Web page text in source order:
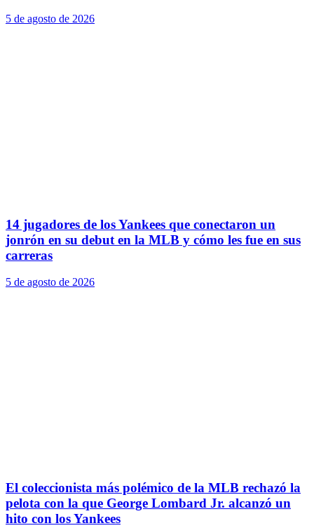
5 de agosto de 2026
14 jugadores de los Yankees que conectaron un
jonrón en su debut en la MLB y cómo les fue en sus
carreras
5 de agosto de 2026
El coleccionista más polémico de la MLB rechazó la
pelota con la que George Lombard Jr. alcanzó un
hito con los Yankees